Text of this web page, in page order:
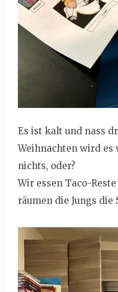
Es ist kalt und nass
Weihnachten wird
nichts, oder?
Wir essen Taco-
räumen die Jungs die